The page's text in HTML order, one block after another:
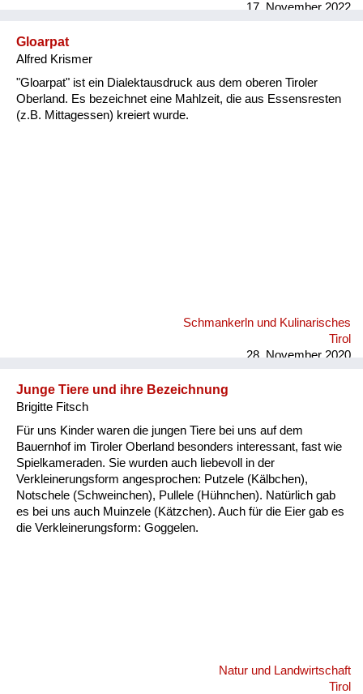
17. November 2022
Gloarpat
Alfred Krismer
"Gloarpat" ist ein Dialektausdruck aus dem oberen Tiroler
Oberland. Es bezeichnet eine Mahlzeit, die aus Essensresten
(z.B. Mittagessen) kreiert wurde.
Schmankerln und Kulinarisches
Tirol
28. November 2020
Junge Tiere und ihre Bezeichnung
Brigitte Fitsch
Für uns Kinder waren die jungen Tiere bei uns auf dem
Bauernhof im Tiroler Oberland besonders interessant, fast wie
Spielkameraden. Sie wurden auch liebevoll in der
Verkleinerungsform angesprochen: Putzele (Kälbchen),
Notschele (Schweinchen), Pullele (Hühnchen). Natürlich gab
es bei uns auch Muinzele (Kätzchen). Auch für die Eier gab es
die Verkleinerungsform: Goggelen.
Natur und Landwirtschaft
Tirol